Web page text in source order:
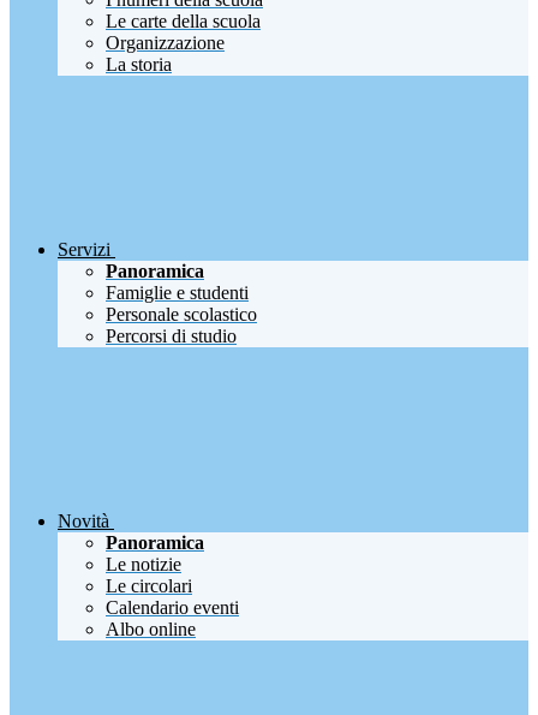
Le carte della scuola
Organizzazione
La storia
Servizi
Panoramica
Famiglie e studenti
Personale scolastico
Percorsi di studio
Novità
Panoramica
Le notizie
Le circolari
Calendario eventi
Albo online